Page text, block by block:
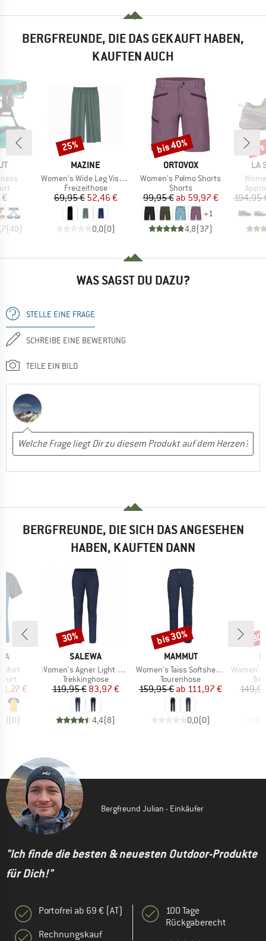
BERGFREUNDE, DIE DAS GEKAUFT HABEN,
KAUFTEN AUCH
(40)
MARKE
MAZINE
Artikel
Women's Wide Leg Viscose Pants
Produktgruppe
Freizeithose
Preis
69,95 €reduzierter Preis
52,46 €
0,0(0)
Rabatt
25%
MARKE
ORTOVOX
Artikel
Women's Pelmo Shorts
Produktgruppe
Shorts
Preis
99,95 € reduzierter Preis
ab 59,97 €
+1
4,8(37)
Rabatt
bis 40%
LA
Artikel
194,95
WAS SAGST DU DAZU?
STELLE EINE FRAGE
SCHREIBE EINE BEWERTUNG
TEILE EIN BILD
BERGFREUNDE, DIE SICH DAS ANGESEHEN
HABEN, KAUFTEN DANN
Shirt
Preis
€
(0)
MARKE
SALEWA
Artikel
Women's Agner Light 2 DST Pants
Produktgruppe
Trekkinghose
Preis
119,95 €reduzierter Preis
83,97 €
4,4(8)
Rabatt
30%
MARKE
MAMMUT
Artikel
Women's Taiss Softshell Pants
Produktgruppe
Tourenhose
Preis
159,95 € reduzierter Preis
ab 111,97 €
0,0(0)
Rabatt
bis 30%
Artikel
Women's
Bergfreund Julian - Einkäufer
"Ich finde die besten & neuesten Outdoor-Produkte
für Dich!"
Portofrei ab 69 € (AT)
Rechnungskauf
100 Tage
Rückgaberecht